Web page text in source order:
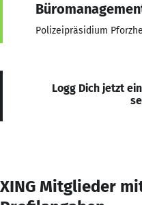
Polizeipräsidium
Logg Dich jetzt
XING Mitglieder